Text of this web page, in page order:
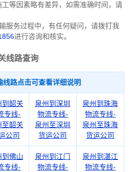
等因素略有差异，如需准确时间，请
服务过程中，有任何疑问，请拨打我
进行咨询和核实。
线路查询
线路点击可查看详细说明
到韶关
专线-
至韶关
公司
泉州到深圳
物流专线-
泉州至深圳
货运公司
泉州到珠海
物流专线-
泉州至珠海
货运公司
到佛山
专线-
泉州到江门
物流专线-
泉州到湛江
物流专线-